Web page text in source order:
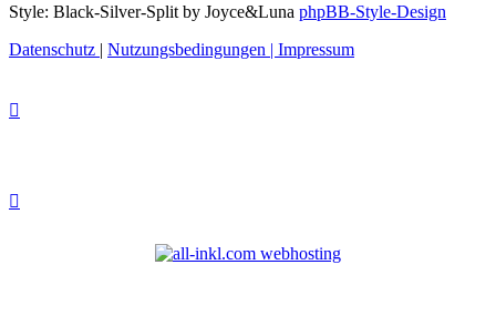
Style: Black-Silver-Split by Joyce&Luna phpBB-Style-Design
Datenschutz
Nutzungsbedingungen Impressum